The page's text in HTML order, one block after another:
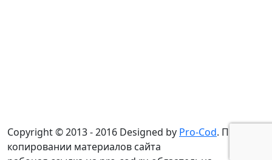
Copyright © 2013 - 2016 Designed by Pro-Cod. При
копировании материалов сайта